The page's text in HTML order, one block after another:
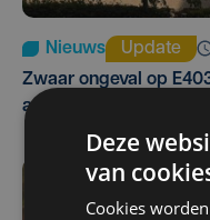
Nieuws Update
Zwaar ongeval op
afgesloten
Deze
van
Cookies